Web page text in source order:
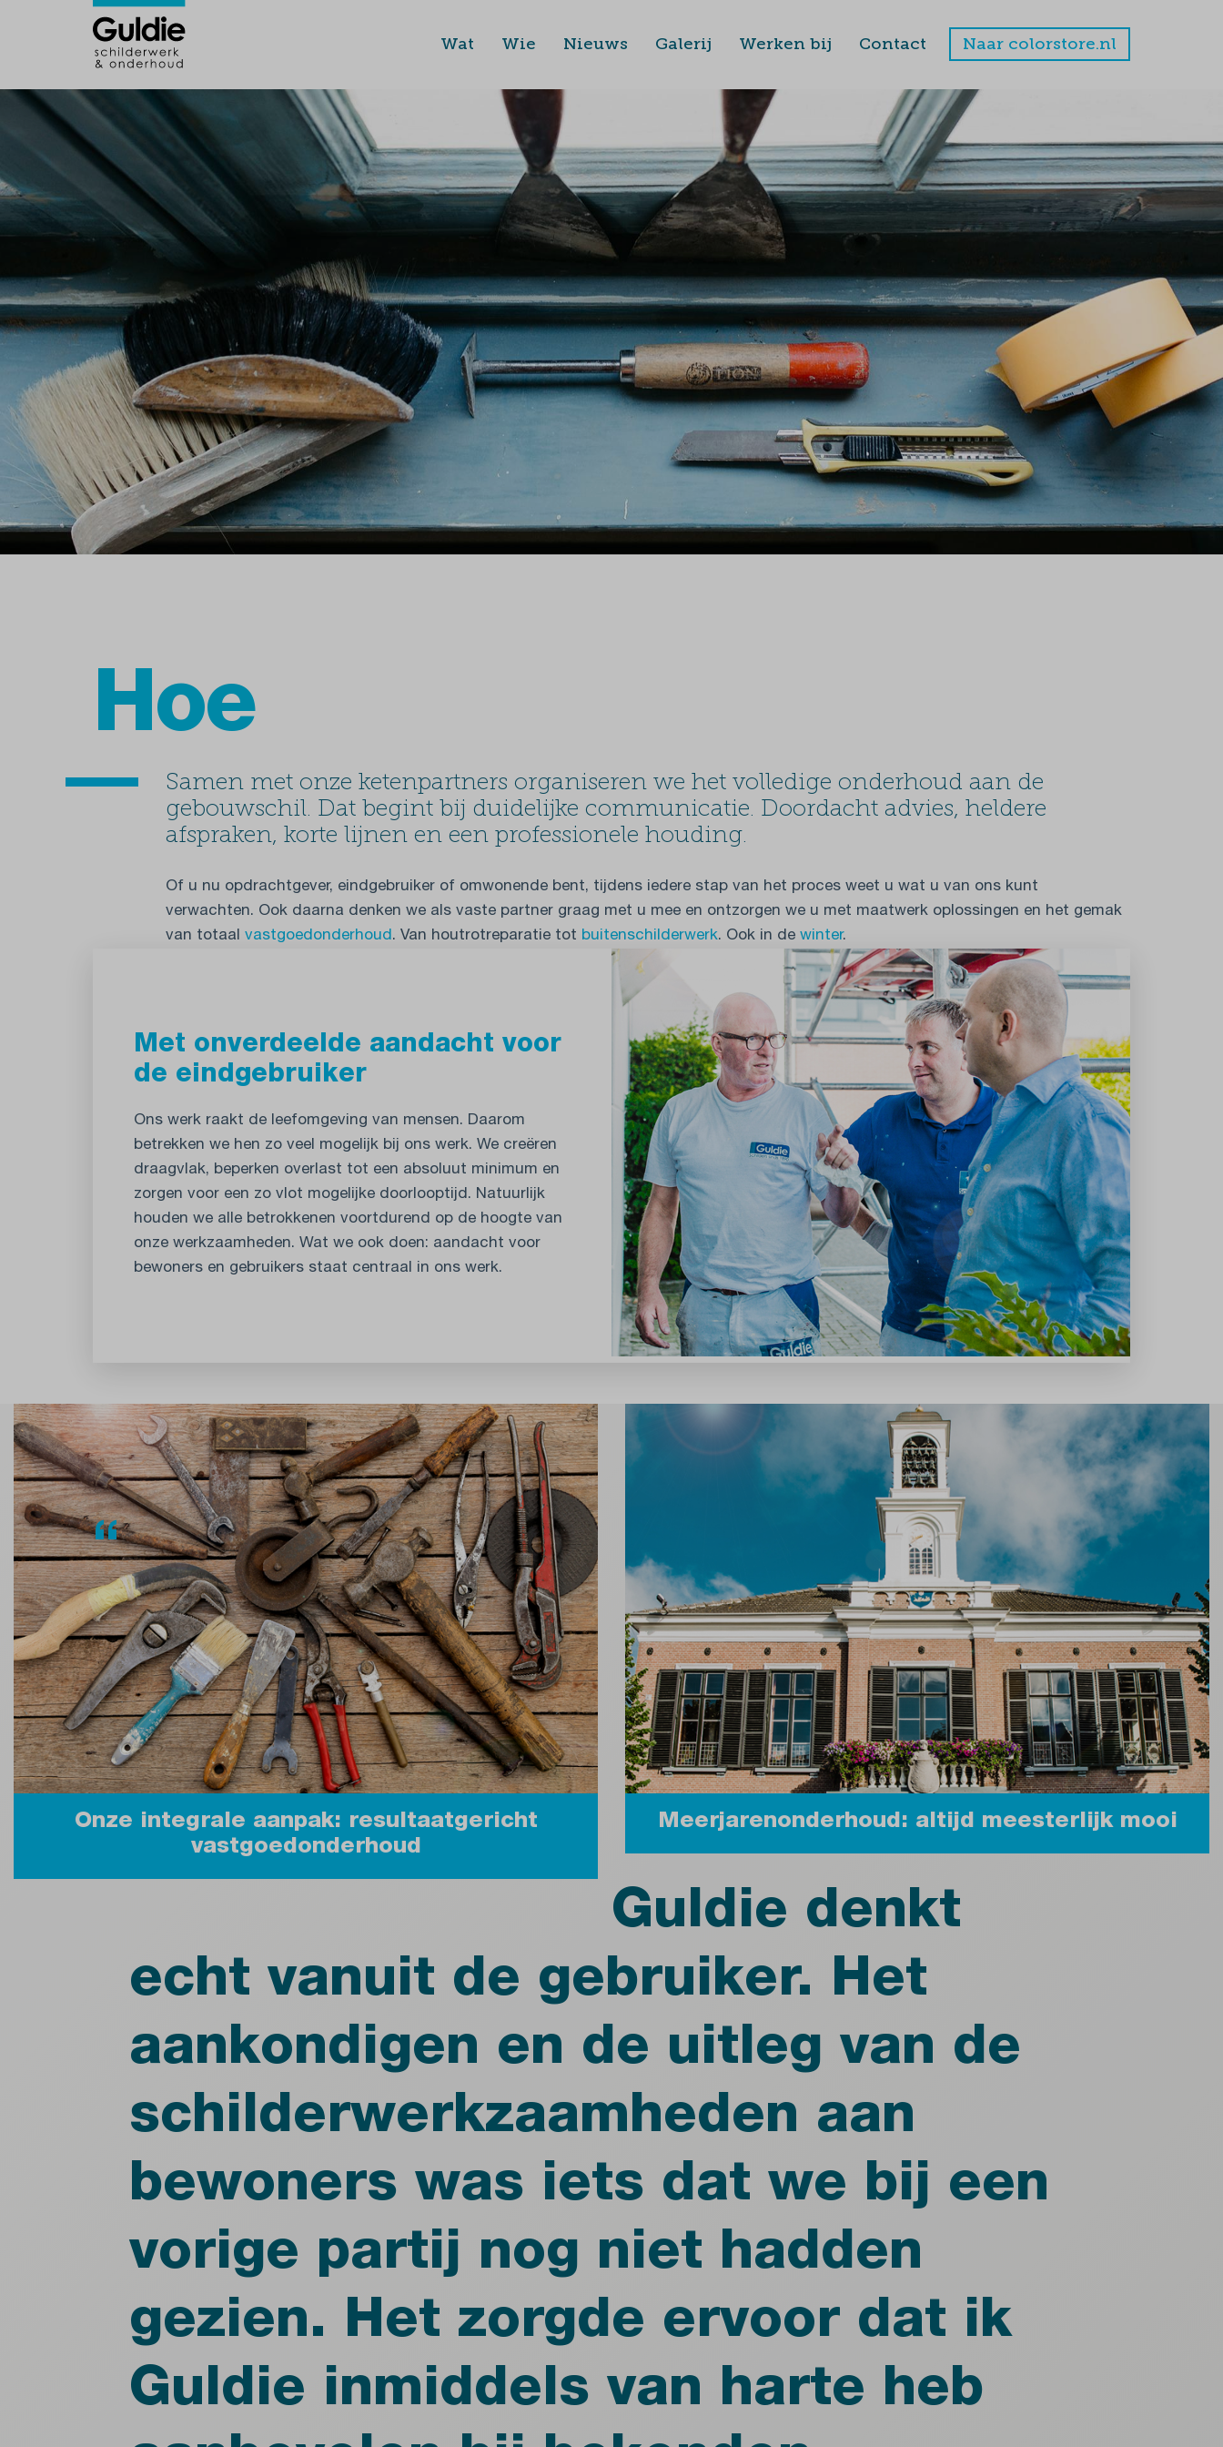
Wat Wie Nieuws Galerij Werken bij Contact Naar colorstore.nl
Hoe
Samen met onze ketenpartners organiseren we het volledige onderhoud aan de
gebouwschil. Dat begint bij duidelijke communicatie. Doordacht advies, heldere
afspraken, korte lijnen en een professionele houding.
Of u nu opdrachtgever, eindgebruiker of omwonende bent, tijdens iedere stap van het proces weet u wat u van ons kunt
verwachten. Ook daarna denken we als vaste partner graag met u mee en ontzorgen we u met maatwerk oplossingen en het gemak
van totaal vastgoedonderhoud. Van houtrotreparatie tot buitenschilderwerk. Ook in de winter.
Met onverdeelde aandacht voor
de eindgebruiker
Ons werk raakt de leefomgeving van mensen. Daarom
betrekken we hen zo veel mogelijk bij ons werk. We creëren
draagvlak, beperken overlast tot een absoluut minimum en
zorgen voor een zo vlot mogelijke doorlooptijd. Natuurlijk
houden we alle betrokkenen voortdurend op de hoogte van
onze werkzaamheden. Wat we ook doen: aandacht voor
bewoners en gebruikers staat centraal in ons werk.
Onze integrale aanpak: resultaatgericht
vastgoedonderhoud
Meerjarenonderhoud: altijd meesterlijk mooi
Guldie denkt
echt vanuit de gebruiker. Het
aankondigen en de uitleg van de
schilderwerkzaamheden aan
bewoners was iets dat we bij een
vorige partij nog niet hadden
gezien. Het zorgde ervoor dat ik
Guldie inmiddels van harte heb